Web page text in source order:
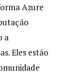
Azure
a
Eles estão